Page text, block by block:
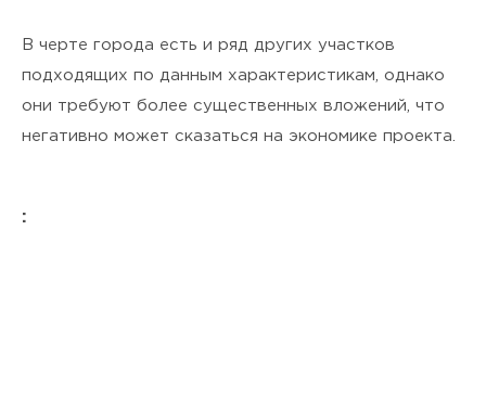
В черте города есть и ряд других участков
подходящих по данным характеристикам, однако
они требуют более существенных вложений, что
негативно может сказаться на экономике проекта.
: